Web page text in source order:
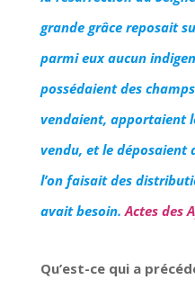
grande grâce reposait
parmi eux aucun
possédaient des
vendaient, apportaient
vendu, et le déposaient
l’on faisait des
avait besoin.Actes des
Qu’est-ce qui a